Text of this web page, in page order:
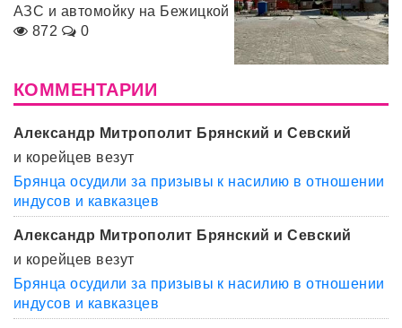
АЗС и автомойку на Бежицкой
872
0
КОММЕНТАРИИ
Александр Митрополит Брянский и Севский
и корейцев везут
Брянца осудили за призывы к насилию в отношении
индусов и кавказцев
Александр Митрополит Брянский и Севский
и корейцев везут
Брянца осудили за призывы к насилию в отношении
индусов и кавказцев